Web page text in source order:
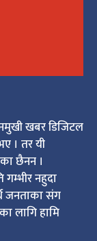
खबर डिजिटल
। तर यी
छैनन ।
गम्भीर नहुदा
जनताका संग
लागि हामि